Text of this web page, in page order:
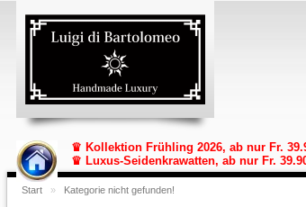
♛ Kollektion Frühling 2026, ab nur Fr.
♛ Luxus-Seidenkrawatten, ab nur Fr.
Start » Kategorie nicht gefunden!